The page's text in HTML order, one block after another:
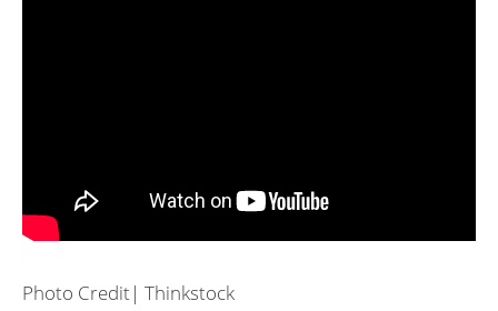
Photo Credit| Thinkstock